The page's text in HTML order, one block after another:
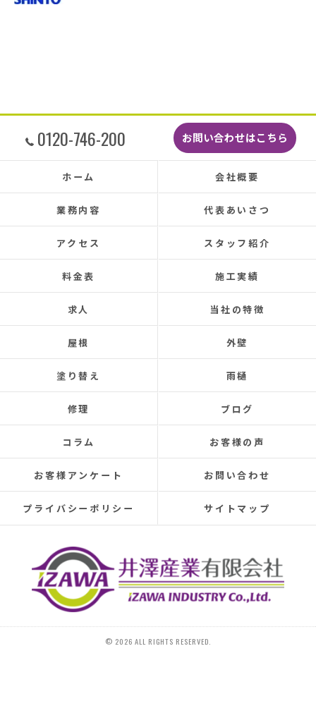
くなるまで頑張っていただき頭の下がる思いで
しっかり直していただいたのでその後雨漏りも
もちろんなく、先日はかなりのドシャ降りでし
たがポツポツ音も一切ありませんでした。
本当に井澤さんにお願いしてよかったです、ま
た皆さまとても感じの良い方ばかりで安心して
お任せできました。
あと口コミを書いてくださった皆さまのおかげ
で井澤産業さんを知ることができました。
この場をお借りして感謝いたします。
この度は本当にありがとうございました。
今後ともよろしくお願いします！ (Translated by
Google) My 50-year-old house has been plagued by roof
leaks for about 20 years.
Three times so far, the ceiling has leaked, and although
the leaks were repaired each time, the problem was
never completely fixed.
Even after repairs, the dripping sound would reappear
elsewhere, making rainy days incredibly depressing.
This time, I was determined to have the cause identified
and repaired, so I searched online reviews daily and
finally found Izawa Sangyo.
From the initial estimate, it was completely different
They conducted a thorough leak investigation
and inspecting the attic from the second-floor closet,
and were able to pinpoint the leak location.
They discovered that the roof tiles were significantly
deteriorated, with cracks in several places and even a
hole in one spot.
since I plan to move in the next 10-15 years, I requested
0120-746-200 お問い合わせはこちら
ホーム 会社概要
業務内容 代表あいさつ
アクセス スタッフ紹介
料金表 施工実績
求人 当社の特徴
屋根 外壁
塗り替え 雨樋
修理 ブログ
コラム お客様の声
お客様アンケート お問い合わせ
プライバシーポリシー サイトマップ
© 2026 ALL RIGHTS RESERVED.